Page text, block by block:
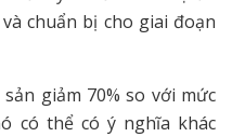
chuẩn bị cho giai đoạn
giảm 70% so với mức
có thể có ý nghĩa khác